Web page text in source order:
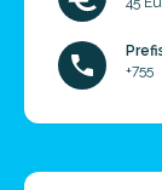
+755